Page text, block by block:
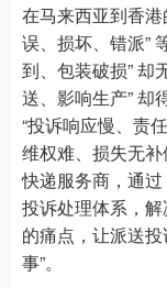
在马来西亚到香港
误、损坏、错派”
到、包装破损” 却
送、影响生产” 却
“投诉响应慢、责
维权难、损失无
快递服务商，通过
投诉处理体系，
的痛点，让派送投
事”。